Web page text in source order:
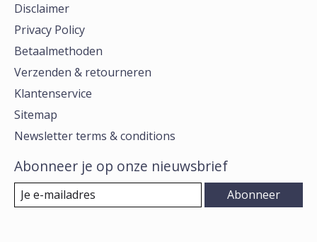
Disclaimer
Privacy Policy
Betaalmethoden
Verzenden & retourneren
Klantenservice
Sitemap
Newsletter terms & conditions
Abonneer je op onze nieuwsbrief
Abonneer